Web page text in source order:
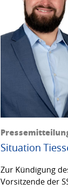
Pressemitteilung
Situation
Zur Kündigung
Vorsitzende der